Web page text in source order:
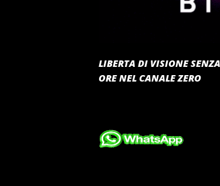
LIBERTA DI VISIONE
ORE NEL CANALE ZERO